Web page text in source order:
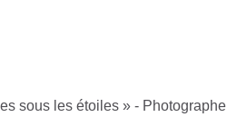
sous les étoiles » - Photographe